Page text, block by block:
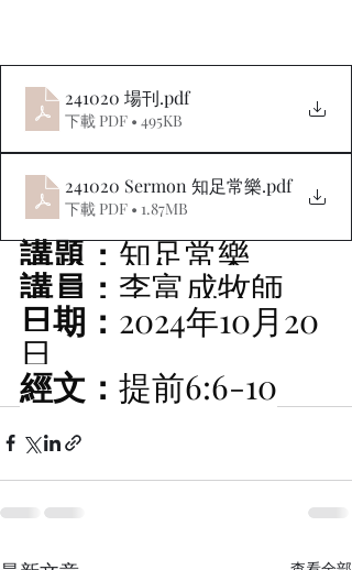
241020 場刊.pdf
下載 PDF • 495KB
241020 Sermon 知足常樂.pdf
下載 PDF • 1.87MB
講題：知足常樂
講員： 李富成牧師
日期： 2024年10月20
日
經文： 提前6:6-10